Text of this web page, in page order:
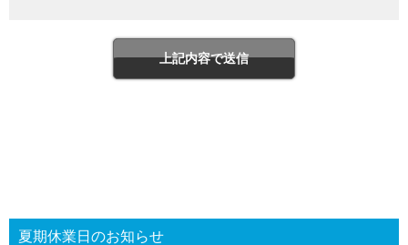
夏期休業日のお知らせ